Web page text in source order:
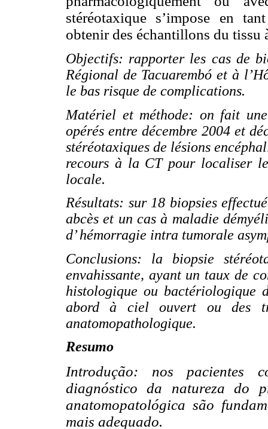
stéréotaxique s’impose en
obtenir des échantillons du tissu
Objectifs: rapporter les cas de
Régional de Tacuarembó et à
le bas risque de complications.
Matériel et méthode: on fait
opérés entre décembre 2004 et
stéréotaxiques de lésions
recours à la CT pour localiser
locale.
Résultats: sur 18 biopsies
abcès et un cas à maladie
d’ hémorragie intra tumorale
Conclusions: la biopsie
envahissante, ayant un taux de
histologique ou bactériologique
abord à ciel ouvert ou des
anatomopathologique.
Resumo
Introdução: nos pacientes
diagnóstico da natureza do
anatomopatológica são
mais adequado.